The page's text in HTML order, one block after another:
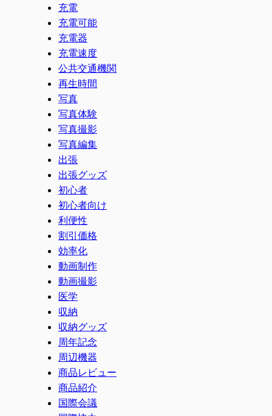
充電
充電可能
充電器
充電速度
公共交通機関
再生時間
写真
写真体験
写真撮影
写真編集
出張
出張グッズ
初心者
初心者向け
利便性
割引価格
効率化
動画制作
動画撮影
医学
収納
収納グッズ
周年記念
周辺機器
商品レビュー
商品紹介
国際会議